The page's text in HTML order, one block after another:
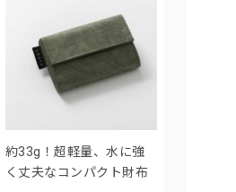
約33g！超軽量、水に強
く丈夫なコンパクト財布